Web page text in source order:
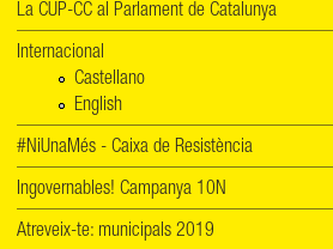
La CUP-CC al Parlament de Catalunya
Internacional
Castellano
English
#NiUnaMés - Caixa de Resistència
Ingovernables! Campanya 10N
Atreveix-te: municipals 2019